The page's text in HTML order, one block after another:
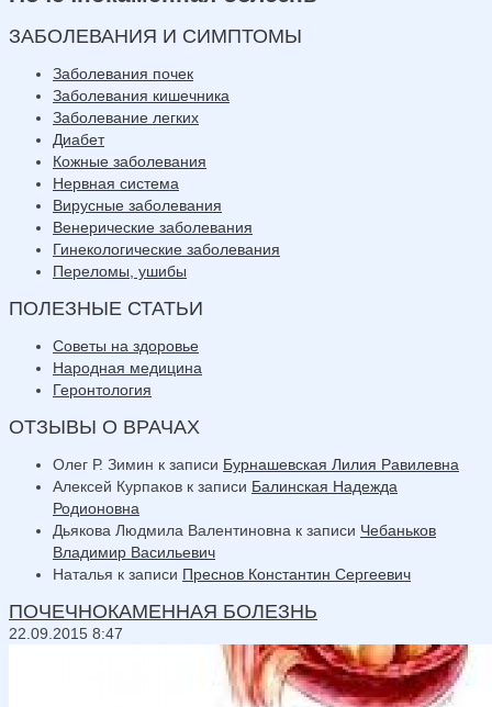
ЗАБОЛЕВАНИЯ И СИМПТОМЫ
Заболевания почек
Заболевания кишечника
Заболевание легких
Диабет
Кожные заболевания
Нервная система
Вирусные заболевания
Венерические заболевания
Гинекологические заболевания
Переломы, ушибы
ПОЛЕЗНЫЕ СТАТЬИ
Советы на здоровье
Народная медицина
Геронтология
ОТЗЫВЫ О ВРАЧАХ
Олег Р. Зимин к записи Бурнашевская Лилия Равилевна
Алексей Курпаков к записи Балинская Надежда
Родионовна
Дьякова Людмила Валентиновна к записи Чебаньков
Владимир Васильевич
Наталья к записи Преснов Константин Сергеевич
ПОЧЕЧНОКАМЕННАЯ БОЛЕЗНЬ
22.09.2015 8:47